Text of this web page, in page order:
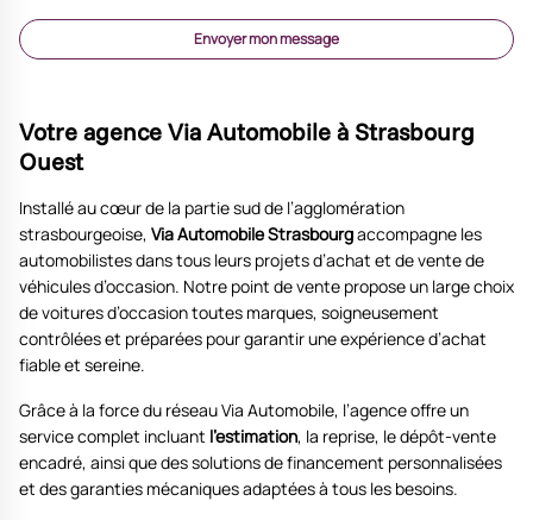
Envoyer mon message
Votre agence Via Automobile à Strasbourg
Ouest
Installé au cœur de la partie sud de l’agglomération
strasbourgeoise, Via Automobile Strasbourgaccompagne les
automobilistes dans tous leurs projets d’achat et de vente de
véhicules d’occasion. Notre point de vente propose un large choix
de voitures d’occasion toutes marques, soigneusement
contrôlées et préparées pour garantir une expérience d’achat
fiable et sereine.
Grâce à la force du réseau Via Automobile, l’agence offre un
service complet incluant l’estimation, la reprise, le dépôt-vente
encadré, ainsi que des solutions de financement personnalisées
et des garanties mécaniques adaptées à tous les besoins.